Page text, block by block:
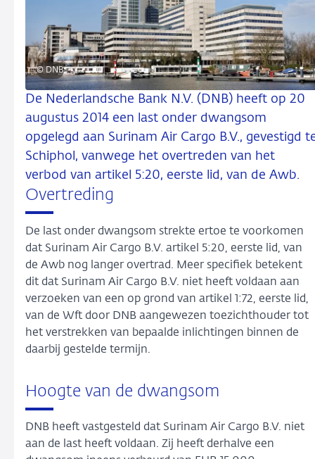
© DNB
De Nederlandsche Bank N.V. (DNB) heeft op 20
augustus 2014 een last onder dwangsom
opgelegd aan Surinam Air Cargo B.V., gevestigd
Schiphol, vanwege het overtreden van het
verbod van artikel 5:20, eerste lid, van de Awb.
Overtreding
De last onder dwangsom strekte ertoe te voorkomen
dat Surinam Air Cargo B.V. artikel 5:20, eerste lid, van
de Awb nog langer overtrad. Meer specifiek betekent
dit dat Surinam Air Cargo B.V. niet heeft voldaan aan
verzoeken van een op grond van artikel 1:72, eerste lid,
van de Wft door DNB aangewezen toezichthouder tot
het verstrekken van bepaalde inlichtingen binnen de
daarbij gestelde termijn.
Hoogte van de dwangsom
DNB heeft vastgesteld dat Surinam Air Cargo B.V. niet
aan de last heeft voldaan. Zij heeft derhalve een